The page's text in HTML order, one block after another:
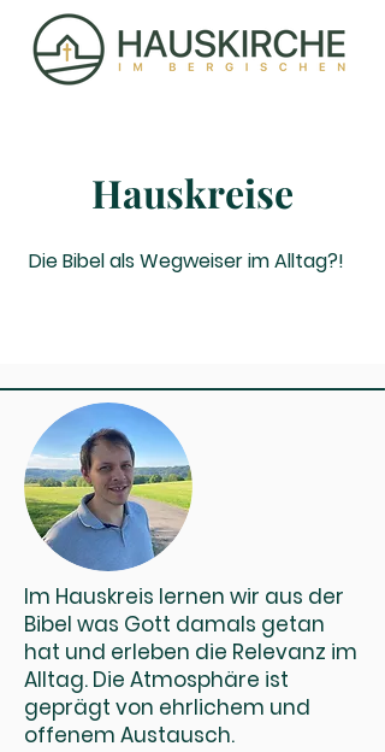
Hauskreise
Die Bibel als Wegweiser im Alltag?!
Im Hauskreis lernen wir aus der
Bibel was Gott damals getan
hat und erleben die Relevanz im
Alltag. Die Atmosphäre ist
geprägt von ehrlichem und
offenem Austausch.